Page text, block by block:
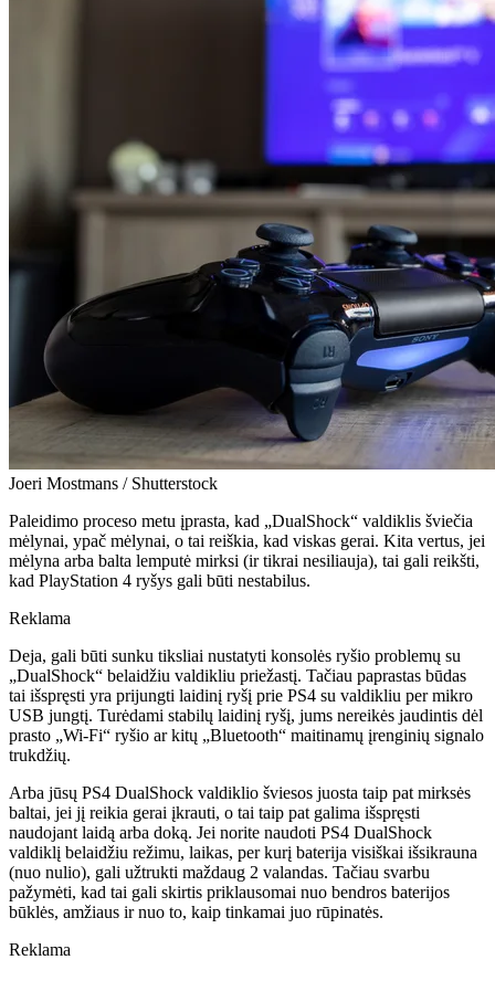
Joeri Mostmans / Shutterstock
Paleidimo proceso metu įprasta, kad „DualShock“ valdiklis šviečia
mėlynai, ypač mėlynai, o tai reiškia, kad viskas gerai. Kita vertus, jei
mėlyna arba balta lemputė mirksi (ir tikrai nesiliauja), tai gali reikšti,
kad PlayStation 4 ryšys gali būti nestabilus.
Reklama
Deja, gali būti sunku tiksliai nustatyti konsolės ryšio problemų su
„DualShock“ belaidžiu valdikliu priežastį. Tačiau paprastas būdas
tai išspręsti yra prijungti laidinį ryšį prie PS4 su valdikliu per mikro
USB jungtį. Turėdami stabilų laidinį ryšį, jums nereikės jaudintis dėl
prasto „Wi-Fi“ ryšio ar kitų „Bluetooth“ maitinamų įrenginių signalo
trukdžių.
Arba jūsų PS4 DualShock valdiklio šviesos juosta taip pat mirksės
baltai, jei jį reikia gerai įkrauti, o tai taip pat galima išspręsti
naudojant laidą arba doką. Jei norite naudoti PS4 DualShock
valdiklį belaidžiu režimu, laikas, per kurį baterija visiškai išsikrauna
(nuo nulio), gali užtrukti maždaug 2 valandas. Tačiau svarbu
pažymėti, kad tai gali skirtis priklausomai nuo bendros baterijos
būklės, amžiaus ir nuo to, kaip tinkamai juo rūpinatės.
Reklama